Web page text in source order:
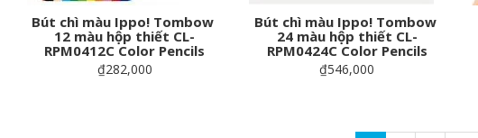
Bút chì màu Ippo! Tombow
12 màu hộp thiết CL-
RPM0412C Color Pencils
₫282,000
Bút chì màu Ippo! Tombow
24 màu hộp thiết CL-
RPM0424C Color Pencils
₫546,000